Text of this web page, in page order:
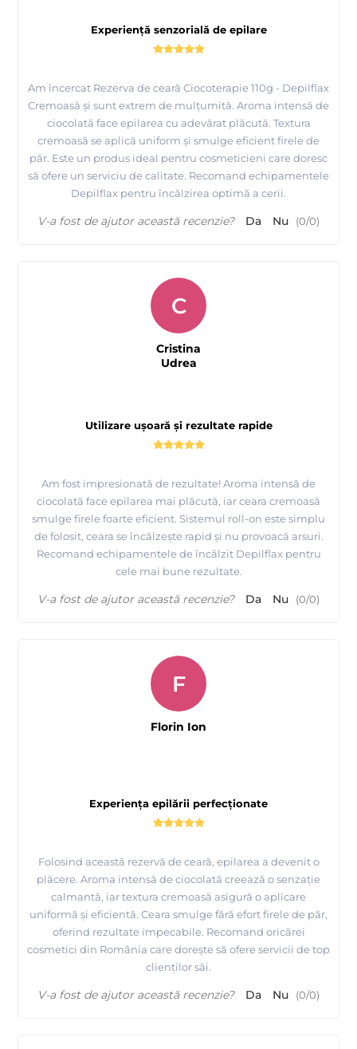
fabricii MAYSTAR COSMETICA Spania si a
Tutorial Depilflax, epilare cu ceara de unica folosinta la
Prezentare produse profesionale pentru epilare
Depilflax
Epilarea cu ceara la rezerve ROLL ON - Depilflax
Experiență senzorială de epilare
Am încercat Rezerva de ceară Ciocoterapie 110g - Depilflax
Cremoasă și sunt extrem de mulțumită. Aroma intensă de
ciocolată face epilarea cu adevărat plăcută. Textura
cremoasă se aplică uniform și smulge eficient firele de
păr. Este un produs ideal pentru cosmeticieni care doresc
să ofere un serviciu de calitate. Recomand echipamentele
Depilflax pentru încălzirea optimă a cerii.
V-a fost de ajutor această recenzie? Da Nu (0/0)
Utilizare ușoară și rezultate rapide
Am fost impresionată de rezultate! Aroma intensă de
ciocolată face epilarea mai plăcută, iar ceara cremoasă
smulge firele foarte eficient. Sistemul roll-on este simplu
de folosit, ceara se încălzește rapid și nu provoacă arsuri.
Recomand echipamentele de încălzit Depilflax pentru
cele mai bune rezultate.
C
Cristina
Udrea
V-a fost de ajutor această recenzie? Da Nu (0/0)
Experiența epilării perfecționate
Folosind această rezervă de ceară, epilarea a devenit o
plăcere. Aroma intensă de ciocolată creează o senzație
calmantă, iar textura cremoasă asigură o aplicare
uniformă și eficientă. Ceara smulge fără efort firele de păr,
oferind rezultate impecabile. Recomand oricărei
cosmetici din România care dorește să ofere servicii de top
clienților săi.
F
Florin Ion
V-a fost de ajutor această recenzie? Da Nu (0/0)